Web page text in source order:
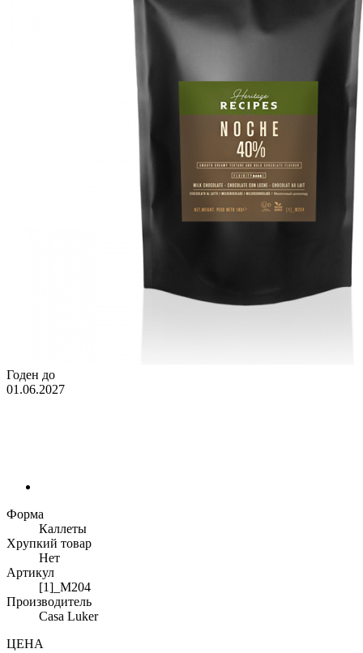
Годен до
01.06.2027
Форма
Каллеты
Хрупкий товар
Нет
Артикул
[1]_M204
Производитель
Casa Luker
ЦЕНА